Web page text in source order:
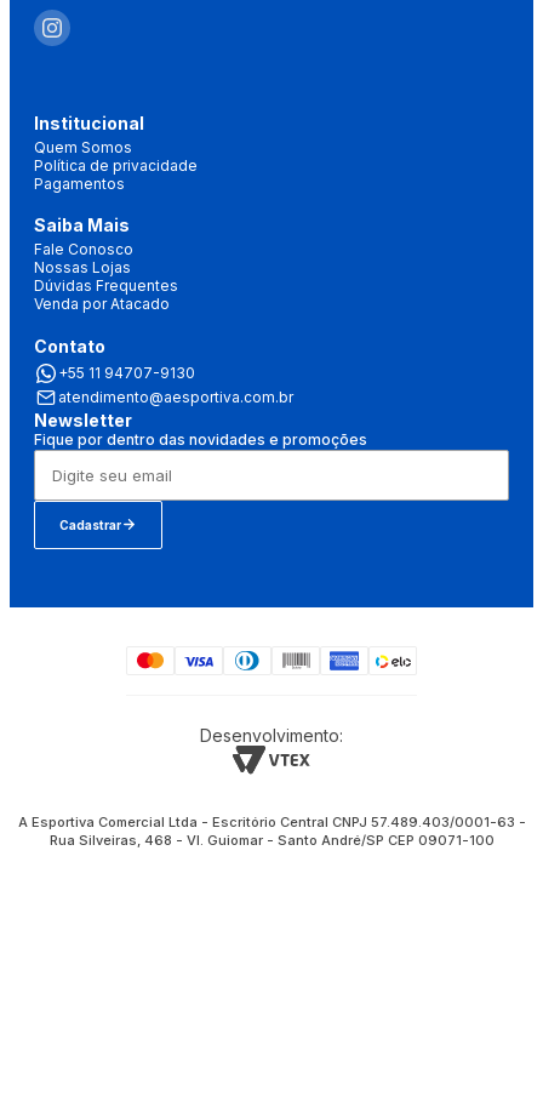
Institucional
Quem Somos
Política de privacidade
Pagamentos
Saiba Mais
Fale Conosco
Nossas Lojas
Dúvidas Frequentes
Venda por Atacado
Contato
+55 11 94707-9130
atendimento@aesportiva.com.br
Newsletter
Fique por dentro das novidades e promoções
Cadastrar
Desenvolvimento:
A Esportiva Comercial Ltda - Escritório Central CNPJ 57.489.403/0001-63 -
Rua Silveiras, 468 - Vl. Guiomar - Santo André/SP CEP 09071-100